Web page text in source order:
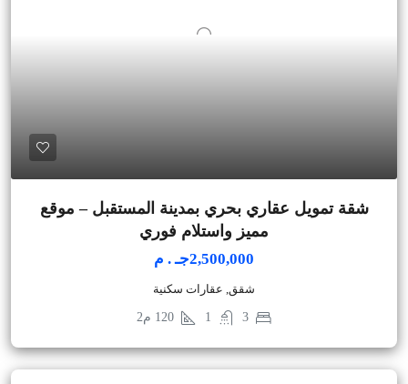
شقة تمويل عقاري بحري بمدينة المستقبل – موقع
مميز واستلام فوري
2,500,000جـ . م
شقق, عقارات سكنية
3
1
120 م2